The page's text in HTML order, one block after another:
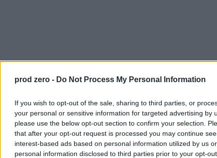
prod zero - Do Not Process My Personal Information
If you wish to opt-out of the sale, sharing to third parties, or
your personal or sensitive information for targeted advertising by
please use the below opt-out section to confirm your selection.
that after your opt-out request is processed you may continue
interest-based ads based on personal information utilized by us or
personal information disclosed to third parties prior to your opt-
Kraj